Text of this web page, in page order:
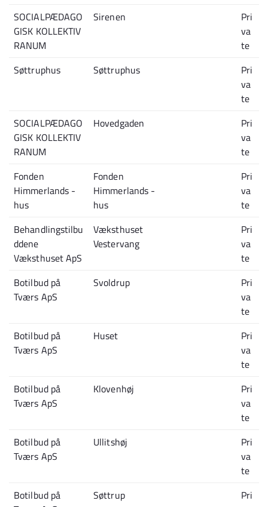
SOCIALPÆDAGO
GISK KOLLEKTIV
RANUM
Sirenen
Pri
va
te
Søttruphus
Søttruphus
Pri
va
te
SOCIALPÆDAGO
GISK KOLLEKTIV
RANUM
Hovedgaden
Pri
va
te
Fonden
Himmerlands -
hus
Fonden
Himmerlands -
hus
Pri
va
te
Behandlingstilbu
ddene
Væksthuset ApS
Væksthuset
Vestervang
Pri
va
te
Botilbud på
Tværs ApS
Svoldrup
Pri
va
te
Botilbud på
Tværs ApS
Huset
Pri
va
te
Botilbud på
Tværs ApS
Klovenhøj
Pri
va
te
Botilbud på
Tværs ApS
Ullitshøj
Pri
va
te
Botilbud på
Søttrup
Pri